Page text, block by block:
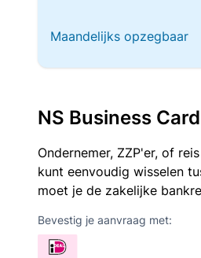
Maandelijks opzegbaar
NS Business
Ondernemer, ZZP'er, of
kunt eenvoudig wisselen
moet je de zakelijke
Bevestig je aanvraag met: